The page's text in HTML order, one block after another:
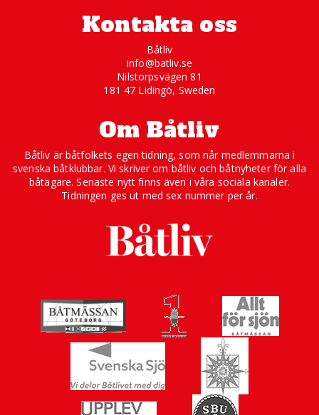
Kontakta oss
Båtliv
info@batliv.se
Nilstorpsvägen 81
181 47 Lidingö, Sweden
Om Båtliv
Båtliv är båtfolkets egen tidning, som når medlemmarna i
svenska båtklubbar. Vi skriver om båtliv och båtnyheter för alla
båtägare. Senaste nytt finns även i våra sociala kanaler.
Tidningen ges ut med sex nummer per år.